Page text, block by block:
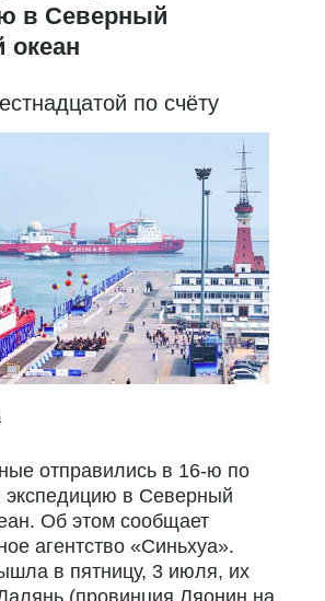
в Северный
океан
по счёту
отправились в 16-ю по
экспедицию в Северный
Об этом сообщает
агентство «Синьхуа».
в пятницу, 3 июля, их